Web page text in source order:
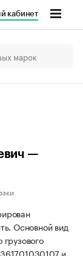
кабинет
—
Основной вид
и